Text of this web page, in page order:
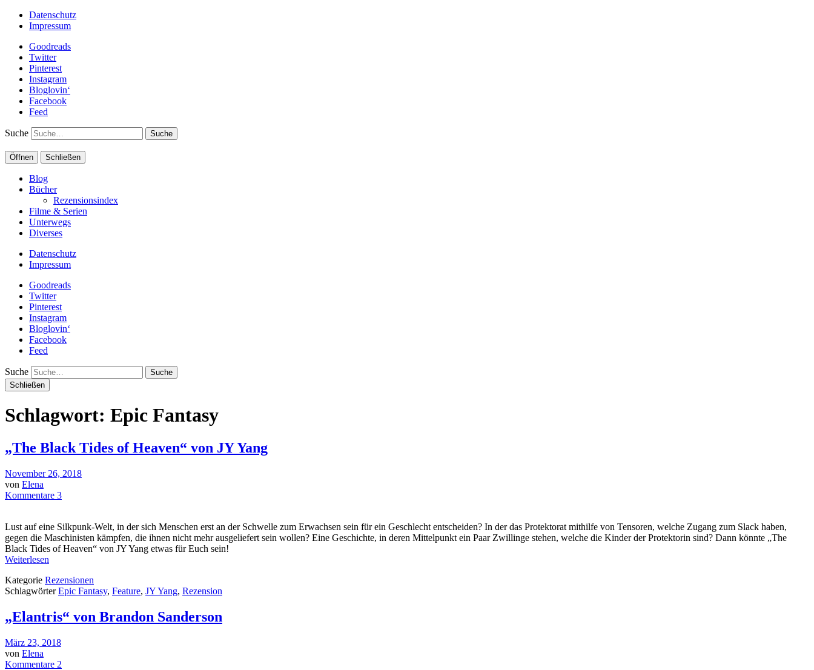
Datenschutz
Impressum
Goodreads
Twitter
Pinterest
Instagram
Bloglovin‘
Facebook
Feed
Suche
Öffnen Schließen
Blog
Bücher
Rezensionsindex
Filme & Serien
Unterwegs
Diverses
Datenschutz
Impressum
Goodreads
Twitter
Pinterest
Instagram
Bloglovin‘
Facebook
Feed
Suche
Schließen
Schlagwort: Epic Fantasy
„The Black Tides of Heaven“ von JY Yang
November 26, 2018
von Elena
Kommentare 3
Lust auf eine Silkpunk-Welt, in der sich Menschen erst an der Schwelle zum Erwachsen sein für ein Geschlecht entscheiden? In der das Protektorat mithilfe von Tensoren, welche Zugang zum Slack haben,
gegen die Maschinisten kämpfen, die ihnen nicht mehr ausgeliefert sein wollen? Eine Geschichte, in deren Mittelpunkt ein Paar Zwillinge stehen, welche die Kinder der Protektorin sind? Dann könnte „The
Black Tides of Heaven“ von JY Yang etwas für Euch sein!
Weiterlesen
Kategorie Rezensionen
SchlagwörterEpic Fantasy, Feature, JY Yang, Rezension
„Elantris“ von Brandon Sanderson
März 23, 2018
von Elena
Kommentare 2